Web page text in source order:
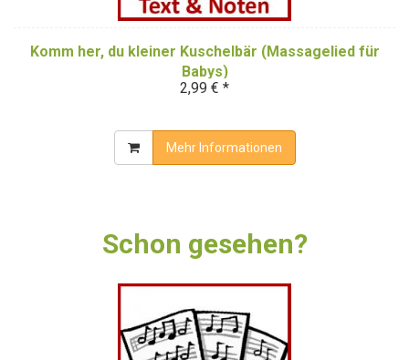
Komm her, du kleiner Kuschelbär (Massagelied für
Babys)
2,99 € *
Mehr Informationen
Schon gesehen?